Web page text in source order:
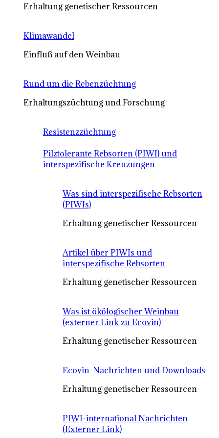
Erhaltung genetischer Ressourcen
Klimawandel
Einfluß auf den Weinbau
Rund um die Rebenzüchtung
Erhaltungszüchtung und Forschung
Resistenzzüchtung
Pilztolerante Rebsorten (PIWI) und
interspezifische Kreuzungen
Was sind interspezifische Rebsorten
(PIWIs)
Erhaltung genetischer Ressourcen
Artikel über PIWIs und
interspezifische Rebsorten
Erhaltung genetischer Ressourcen
Was ist ökölogischer Weinbau
(externer Link zu Ecovin)
Erhaltung genetischer Ressourcen
Ecovin-Nachrichten und Downloads
Erhaltung genetischer Ressourcen
PIWI-international Nachrichten
(Externer Link)